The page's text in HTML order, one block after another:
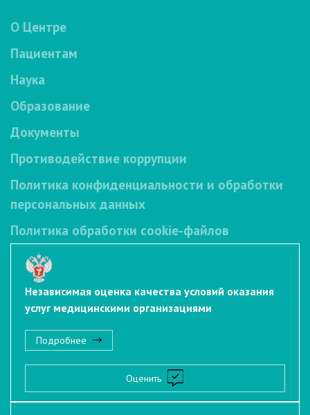
О Центре
Пациентам
Наука
Образование
Документы
Противодействие коррупции
Политика конфиденциальности и обработки
персональных данных
Политика обработки cookie-файлов
Независимая оценка качества условий оказания
услуг медицинскими организациями
Подробнее
Оценить